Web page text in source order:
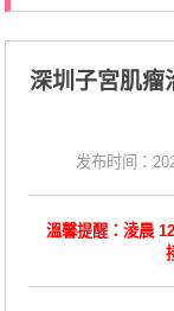
深圳子宮肌瘤
发布时间：
溫馨提醒：淩晨